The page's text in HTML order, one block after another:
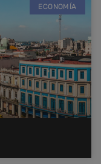
ECONOMÍA